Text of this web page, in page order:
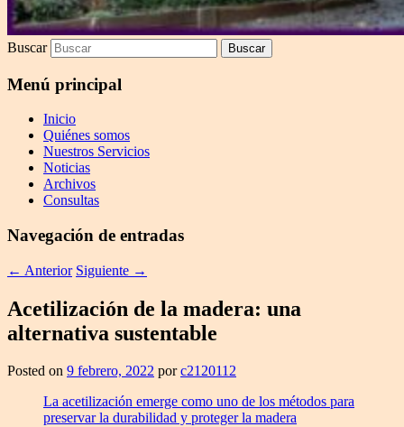
Buscar
Menú principal
Inicio
Quiénes somos
Nuestros Servicios
Noticias
Archivos
Consultas
Navegación de entradas
← Anterior Siguiente →
Acetilización de la madera: una
alternativa sustentable
Posted on 9 febrero, 2022 porc2120112
La acetilización emerge como uno de los métodos para
preservar la durabilidad y proteger la madera